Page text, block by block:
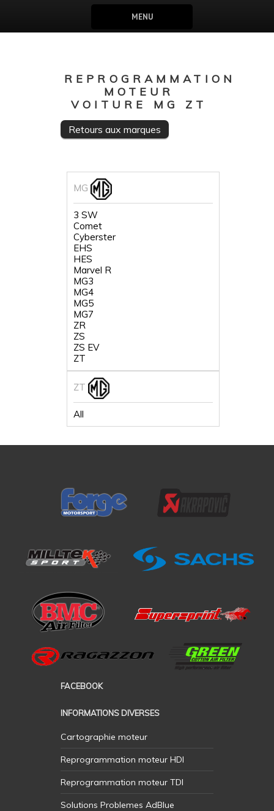
MENU
REPROGRAMMATION
MOTEUR
VOITURE MG ZT
Retours aux marques
MG
3 SW
Comet
Cyberster
EHS
HES
Marvel R
MG3
MG4
MG5
MG7
ZR
ZS
ZS EV
ZT
ZT
All
FACEBOOK
INFORMATIONS DIVERSES
Cartographie moteur
Reprogrammation moteur HDI
Reprogrammation moteur TDI
Solutions Problemes AdBlue